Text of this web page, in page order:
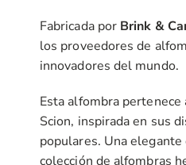
Fabricada por Brink &
los proveedores de
innovadores del mundo.
Esta alfombra pertenece
Scion, inspirada en sus
populares. Una
colección de alfombras